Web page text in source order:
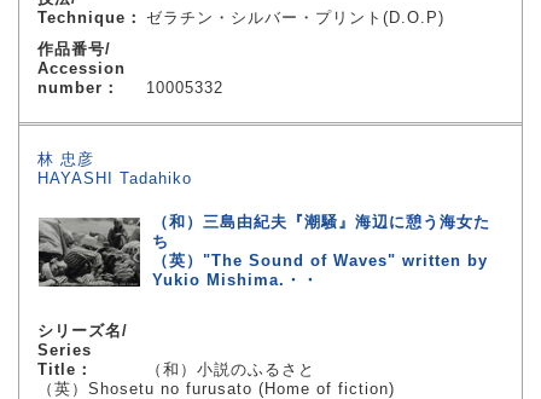
Technique： ゼラチン・シルバー・プリント(D.O.P)
作品番号/
Accession
number：
10005332
林 忠彦
HAYASHI Tadahiko
（和）三島由紀夫『潮騒』海辺に憩う海女た
ち
（英）"The Sound of Waves" written by
Yukio Mishima.・・
シリーズ名/
Series
Title：
（和）小説のふるさと
（英）Shosetu no furusato (Home of fiction)